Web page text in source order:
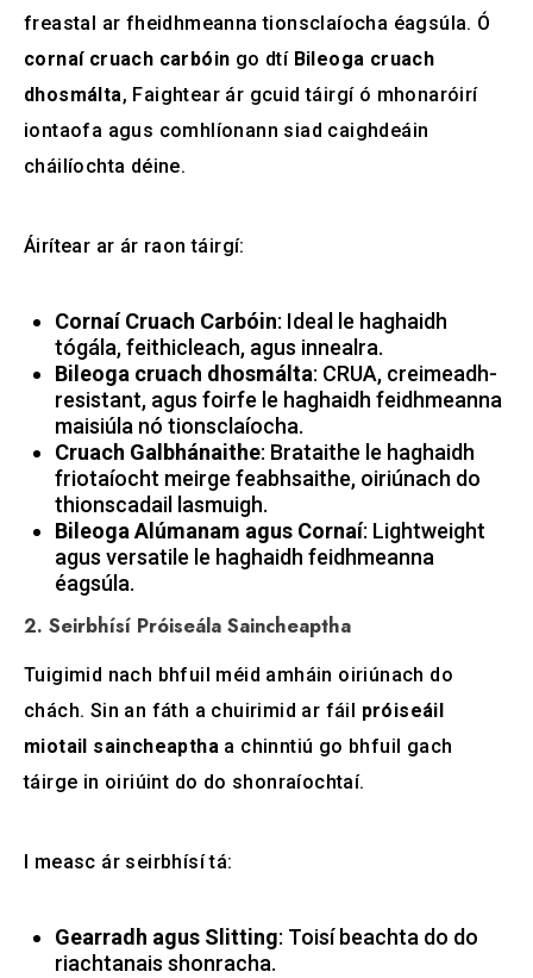
freastal ar fheidhmeanna tionsclaíocha éagsúla. Ó
cornaí cruach carbóin go dtí Bileoga cruach
dhosmálta, Faightear ár gcuid táirgí ó mhonaróirí
iontaofa agus comhlíonann siad caighdeáin
cháilíochta déine.
Áirítear ar ár raon táirgí:
Cornaí Cruach Carbóin: Ideal le haghaidh
tógála, feithicleach, agus innealra.
Bileoga cruach dhosmálta: CRUA, creimeadh-
resistant, agus foirfe le haghaidh feidhmeanna
maisiúla nó tionsclaíocha.
Cruach Galbhánaithe: Brataithe le haghaidh
friotaíocht meirge feabhsaithe, oiriúnach do
thionscadail lasmuigh.
Bileoga Alúmanam agus Cornaí: Lightweight
agus versatile le haghaidh feidhmeanna
éagsúla.
2. Seirbhísí Próiseála Saincheaptha
Tuigimid nach bhfuil méid amháin oiriúnach do
chách. Sin an fáth a chuirimid ar fáil próiseáil
miotail saincheaptha a chinntiú go bhfuil gach
táirge in oiriúint do do shonraíochtaí.
I measc ár seirbhísí tá:
Gearradh agus Slitting: Toisí beachta do do
riachtanais shonracha.